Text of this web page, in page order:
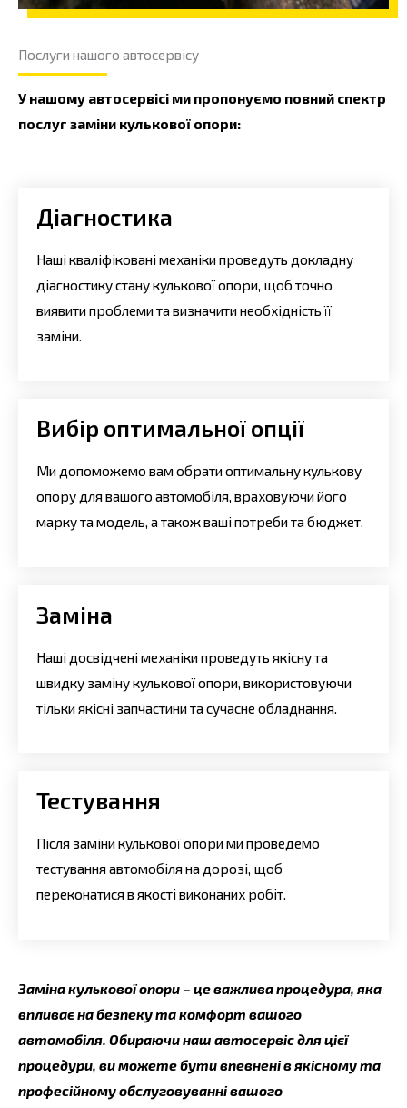
Послуги нашого автосервісу
У нашому автосервісі ми пропонуємо повний спектр
послуг заміни кулькової опори:
Діагностика
Наші кваліфіковані механіки проведуть докладну
діагностику стану кулькової опори, щоб точно
виявити проблеми та визначити необхідність її
заміни.
Вибір оптимальної опції
Ми допоможемо вам обрати оптимальну кулькову
опору для вашого автомобіля, враховуючи його
марку та модель, а також ваші потреби та бюджет.
Заміна
Наші досвідчені механіки проведуть якісну та
швидку заміну кулькової опори, використовуючи
тільки якісні запчастини та сучасне обладнання.
Тестування
Після заміни кулькової опори ми проведемо
тестування автомобіля на дорозі, щоб
переконатися в якості виконаних робіт.
Заміна кулькової опори – це важлива процедура, яка
впливає на безпеку та комфорт вашого
автомобіля. Обираючи наш автосервіс для цієї
процедури, ви можете бути впевнені в якісному та
професійному обслуговуванні вашого